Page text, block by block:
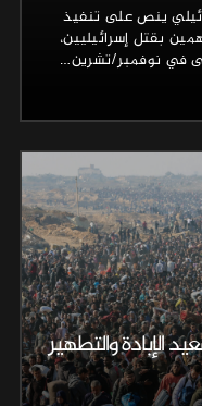
ينص على تنفيذ
بقتل إسرائيليين،
في نوفمبر/تشرين…
الإبادة والتطهير